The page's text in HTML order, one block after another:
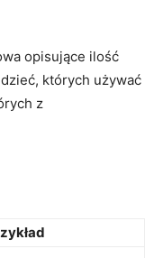
opisujące ilość
których używać
z